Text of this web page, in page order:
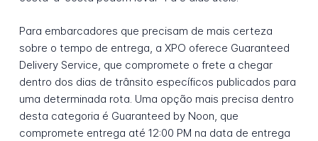
Para embarcadores que precisam de mais certeza
sobre o tempo de entrega, a XPO oferece Guaranteed
Delivery Service, que compromete o frete a chegar
dentro dos dias de trânsito específicos publicados para
uma determinada rota. Uma opção mais precisa dentro
desta categoria é Guaranteed by Noon, que
compromete entrega até 12:00 PM na data de entrega